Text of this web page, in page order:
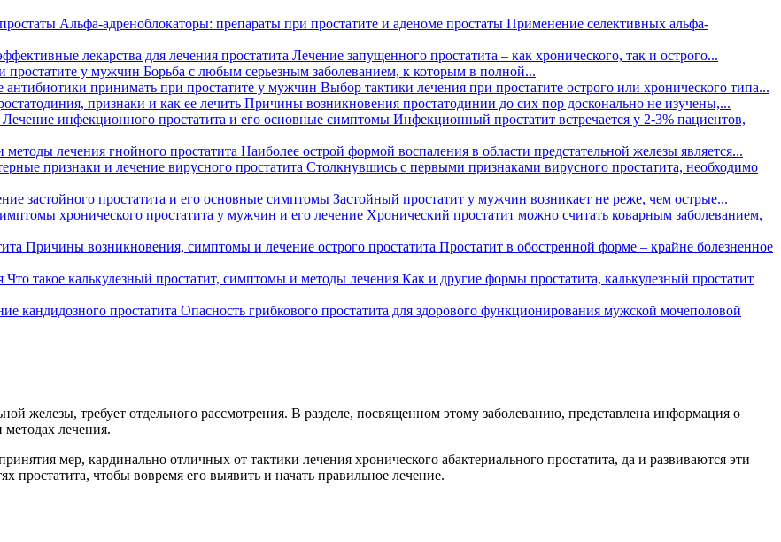
Альфа-адреноблокаторы: препараты при простатите и аденоме простаты Применение селективных альфа-
лекарства для лечения простатита Лечение запущенного простатита – как хронического, так и острого...
простатите у мужчин Борьба с любым серьезным заболеванием, к которым в полной...
антибиотики принимать при простатите у мужчин Выбор тактики лечения при простатите острого или хронического типа...
признаки и как ее лечить Причины возникновения простатодинии до сих пор досконально не изучены,...
Лечение инфекционного простатита и его основные симптомы Инфекционный простатит встречается у 2-3% пациентов,
лечения гнойного простатита Наиболее острой формой воспаления в области предстательной железы является...
признаки и лечение вирусного простатита Столкнувшись с первыми признаками вирусного простатита, необходимо
застойного простатита и его основные симптомы Застойный простатит у мужчин возникает не реже, чем острые...
хронического простатита у мужчин и его лечение Хронический простатит можно считать коварным заболеванием,
Причины возникновения, симптомы и лечение острого простатита Простатит в обостренной форме – крайне болезненное
Что такое калькулезный простатит, симптомы и методы лечения Как и другие формы простатита, калькулезный простатит
кандидозного простатита Опасность грибкового простатита для здорового функционирования мужской мочеполовой
железы, требует отдельного рассмотрения. В разделе, посвященном этому заболеванию, представлена информация о
лечения.
мер, кардинально отличных от тактики лечения хронического абактериального простатита, да и развиваются эти
простатита, чтобы вовремя его выявить и начать правильное лечение.